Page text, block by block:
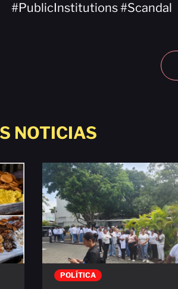
#PublicInstitutions #Scandal
NOTICIAS
POLÍTICA